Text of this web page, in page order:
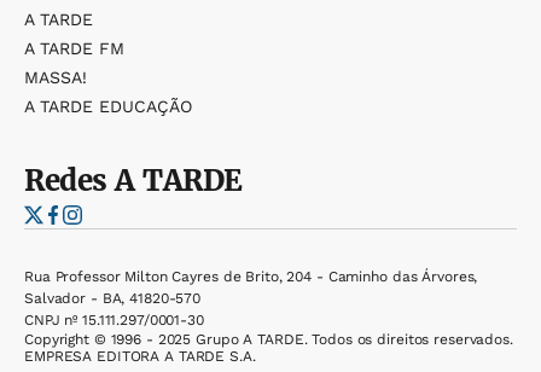
A TARDE
A TARDE FM
MASSA!
A TARDE EDUCAÇÃO
RedesA TARDE
Rua Professor Milton Cayres de Brito, 204 - Caminho das Árvores,
Salvador - BA, 41820-570
CNPJ nº 15.111.297/0001-30
Copyright © 1996 - 2025 Grupo A TARDE. Todos os direitos reservados.
EMPRESA EDITORA A TARDE S.A.